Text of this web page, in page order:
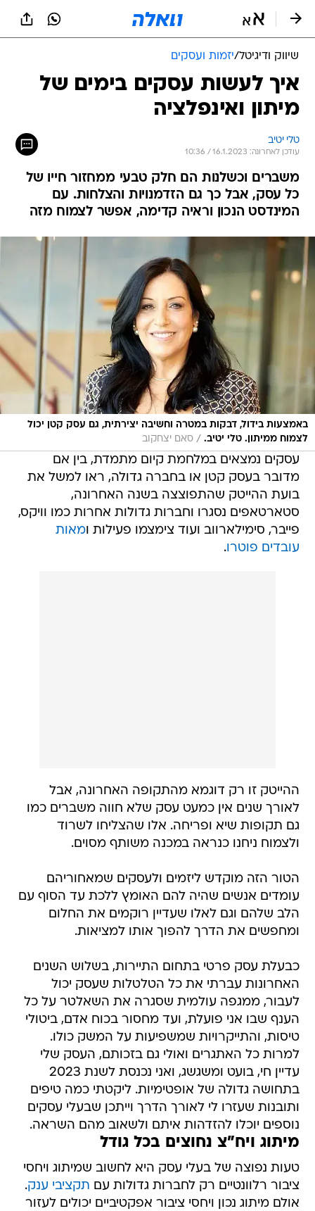
שיווק ודיגיטל/יזמות ועסקים
איך לעשות עסקים בימים של
מיתון ואינפלציה
טלי יטיב
עודכן לאחרונה: 16.1.2023 / 10:36
משברים וכשלנות הם חלק טבעי ממחזור חייו של
כל עסק, אבל כך גם הזדמנויות והצלחות. עם
המינדסט הנכון וראיה קדימה, אפשר לצמוח מזה
באמצעות בידול, דבקות במטרה וחשיבה יצירתית, גם עסק קטן יכול
לצמוח ממיתון. טלי יטיב. / סאם יצחקוב
עסקים נמצאים במלחמת קיום מתמדת, בין אם
מדובר בעסק קטן או בחברה גדולה, ראו למשל את
בועת ההייטק שהתפוצצה בשנה האחרונה,
סטארטאפים נסגרו וחברות גדולות אחרות כמו וויקס,
פייבר, סימילארווב ועוד צימצמו פעילות ומאות
עובדים פוטרו.
ההייטק זו רק דוגמא מהתקופה האחרונה, אבל
לאורך שנים אין כמעט עסק שלא חווה משברים כמו
גם תקופות שיא ופריחה. אלו שהצליחו לשרוד
ולצמוח ניחנו כנראה במכנה משותף מסוים.
הטור הזה מוקדש ליזמים ולעסקים שמאחוריהם
עומדים אנשים שהיה להם האומץ ללכת עד הסוף עם
הלב שלהם וגם לאלו שעדיין רוקמים את החלום
ומחפשים את הדרך להפוך אותו למציאות.
כבעלת עסק פרטי בתחום התיירות, בשלוש השנים
האחרונות עברתי את כל הטלטלות שעסק יכול
לעבור, ממגפה עולמית שסגרה את השאלטר על כל
הענף שבו אני פועלת, ועד מחסור בכוח אדם, ביטולי
טיסות, והתייקרויות שמשפיעות על המשק כולו.
למרות כל האתגרים ואולי גם בזכותם, העסק שלי
עדיין חי, בועט ומשגשג, ואני נכנסת לשנת 2023
בתחושה גדולה של אופטימיות. ליקטתי כמה טיפים
ותובנות שעזרו לי לאורך הדרך וייתכן שבעלי עסקים
נוספים יוכלו להזדהות איתם ולשאוב מהם השראה.
מיתוג ויח"צ נחוצים בכל גודל
טעות נפוצה של בעלי עסק היא לחשוב שמיתוג ויחסי
ציבור רלוונטיים רק לחברות גדולות עם תקציבי ענק.
אולם מיתוג נכון ויחסי ציבור אפקטיביים יכולים לעזור